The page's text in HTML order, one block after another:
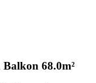
Balkon 68.0m²